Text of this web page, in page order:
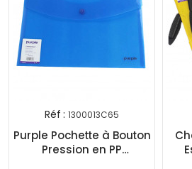
Réf : 1300013C65
Purple Pochette à Bouton
Pression en PP